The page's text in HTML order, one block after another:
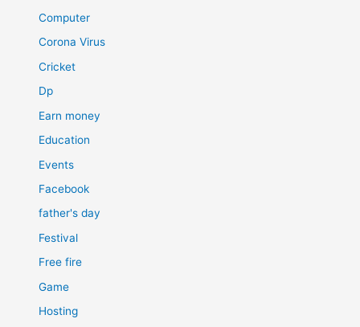
Computer
Corona Virus
Cricket
Dp
Earn money
Education
Events
Facebook
father's day
Festival
Free fire
Game
Hosting